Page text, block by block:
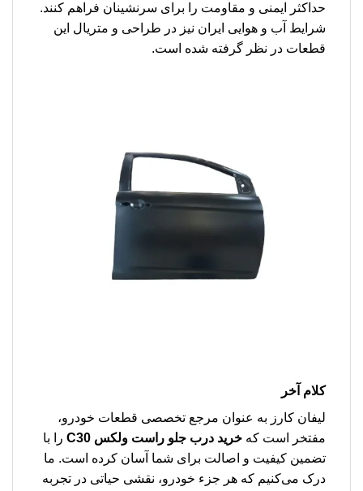
حداکثر ایمنی و مقاومت را برای سرنشینان فراهم کنند.
شرایط آب و هوایی ایران نیز در طراحی و متریال این
قطعات در نظر گرفته شده است.
کلام آخر
لیفان کارز به عنوان مرجع تخصصی قطعات خودرو،
مفتخر است که خرید درب جلو راست ولکس C30
را با
تضمین کیفیت و اصالت برای شما آسان کرده است. ما
درک می‌کنیم که هر جزء خودرو، نقشی حیاتی در تجربه